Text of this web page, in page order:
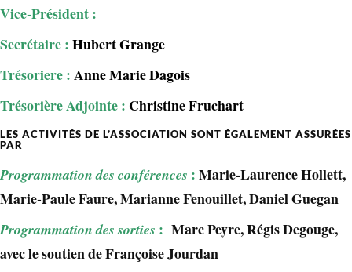
Vice-Président :
Secrétaire :Hubert Grange
Trésoriere :Anne Marie Dagois
Trésorière Adjointe : Christine Fruchart
LES ACTIVITÉS DE L’ASSOCIATION SONT ÉGALEMENT ASSURÉES
PAR
Programmation des conférences :Marie-Laurence Hollett,
Marie-Paule Faure, Marianne Fenouillet, Daniel Guegan
Programmation des sorties : Marc Peyre, Régis Degouge,
avec le soutien de Françoise Jourdan